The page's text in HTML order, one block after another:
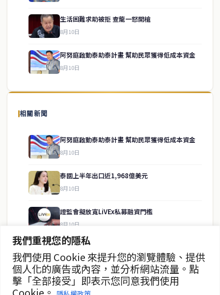
我們重視您的隱私
我們使用 Cookie 來提升您的瀏覽體驗、提供
個人化的廣告或內容，並分析網站流量。點
擊「全部接受」即表示您同意我們使用
Cookie。
生活困難求助被拒 查龍一怒開槍
8月10日
阿努庭啟動泰助泰計畫 幫助民眾獲得低成本資金
8月10日
相關新聞
阿努庭啟動泰助泰計畫 幫助民眾獲得低成本資金
8月10日
泰國上半年出口近1,968億美元
8月10日
證監會擬放寬LiVEx私募融資門檻
8月10日
美諾國際上半年淨利39.57億銖
8月10日
ADB淨利暴增867% 決議免費配發ADB-W1
關於我們
泰國中文新聞（TCN）是一家總部設於曼谷的中文新聞媒體，致力於
供即時、客觀、多元的中文新聞內容。
房地產
聯絡資訊
歡迎來信洽詢合作事宜
或提供新聞線索
service@thaichinesenews.com